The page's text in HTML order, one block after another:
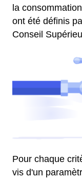
la
ont été définis
Conseil
Pour chaque
vis d'un